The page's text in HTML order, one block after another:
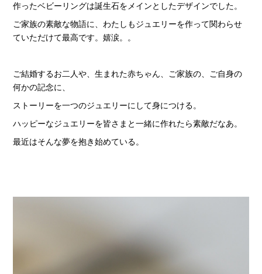
作ったベビーリングは誕生石をメインとしたデザインでした。
ご家族の素敵な物語に、わたしもジュエリーを作って関わらせ
ていただけて最高です。嬉涙。。
ご結婚するお二人や、生まれた赤ちゃん、ご家族の、ご自身の
何かの記念に、
ストーリーを一つのジュエリーにして身につける。
ハッピーなジュエリーを皆さまと一緒に作れたら素敵だなあ。
最近はそんな夢を抱き始めている。